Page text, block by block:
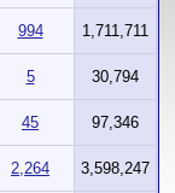
994 1,711,711
5 30,794
45 97,346
2,264 3,598,247